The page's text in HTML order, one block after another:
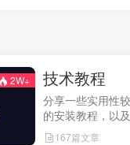
2W+ 技术教程
分享一些实用性
的安装教程，以
置等等167篇文章